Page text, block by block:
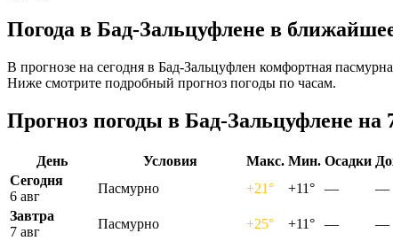
Погода в Бад-Зальцуфлене в
В прогнозе на сегодня в Бад-Зальцуфлен комфортная
Ниже смотрите подробный прогноз погоды по часам.
Прогноз погоды в Бад-Зальцуфлене на
День Условия Макс. Мин. Осадки
Сегодня
6 авг
Пасмурно +21° +11° —
—
Завтра
7 авг
Пасмурно +25° +11° —
—